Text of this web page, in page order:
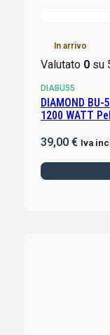
In arrivo
Valutato 0su
DIABU55
DIAMOND BU-55 BALUN 1:1 PER DIPOLI HF/50/70 MHz
1200 WATT
39,00 € Iva